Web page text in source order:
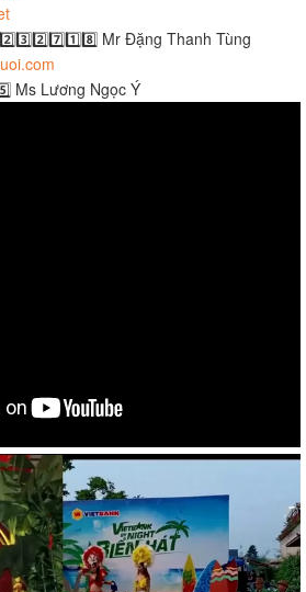
Mr Đặng Thanh Tùng
Ms Lương Ngọc Ý